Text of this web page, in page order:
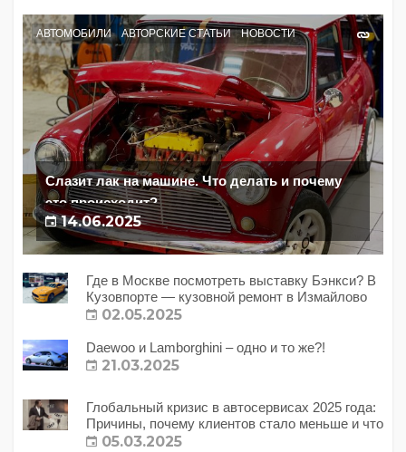
АВТОМОБИЛИ АВТОРСКИЕ СТАТЬИ НОВОСТИ
Слазит лак на машине. Что делать и почему
это происходит?
14.06.2025
Где в Москве посмотреть выставку Бэнкси? В
Кузовпорте — кузовной ремонт в Измайлово
02.05.2025
Daewoo и Lamborghini – одно и то же?!
21.03.2025
Глобальный кризис в автосервисах 2025 года:
Причины, почему клиентов стало меньше и что
с этим делать?
05.03.2025